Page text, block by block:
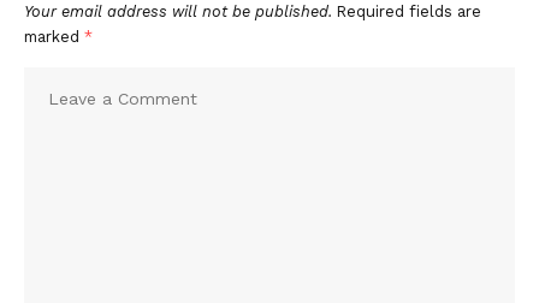
Your email address will not be published. Required fields are
marked *